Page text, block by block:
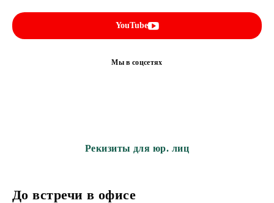
YouTube
Мы в соцсетях
Рекизиты для юр. лиц
До встречи в офисе